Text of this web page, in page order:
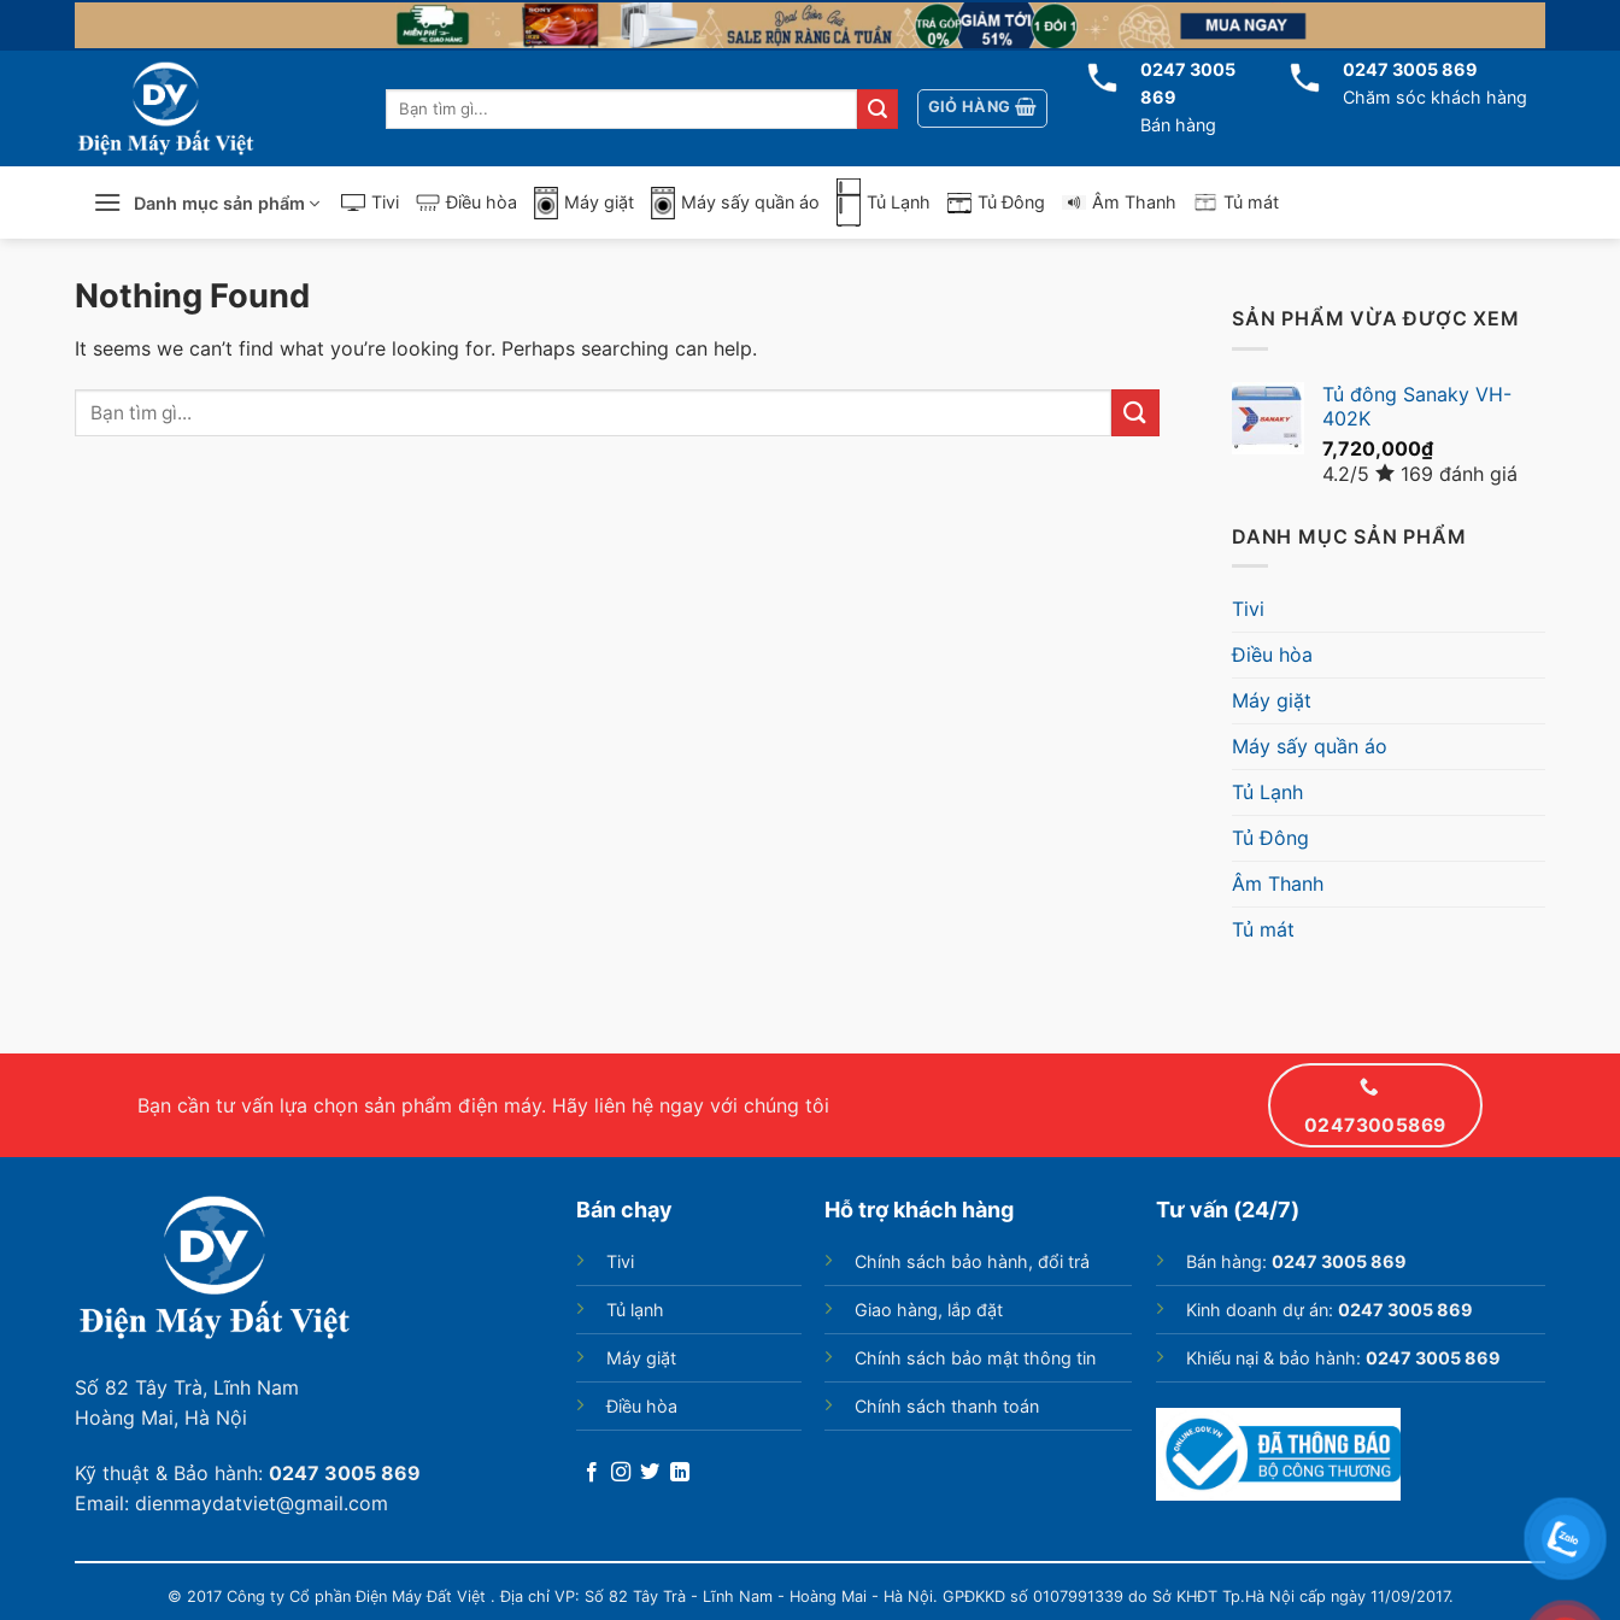
Tìm
kiếm:
GIỎ HÀNG
0247 3005
869
Bán hàng
0247 3005 869
Chăm sóc khách hàng
Danh mục sản phẩm Tivi Điều hòa Máy giặt Máy sấy quần áo Tủ Lạnh Tủ Đông Âm Thanh Tủ mát
Nothing Found
It seems we can’t find what you’re looking for. Perhaps searching can help.
SẢN PHẨM VỪA ĐƯỢC XEM
Tủ đông Sanaky VH-
402K
7,720,000₫
4.2/5
169 đánh giá
DANH MỤC SẢN PHẨM
Tivi
Điều hòa
Máy giặt
Máy sấy quần áo
Tủ Lạnh
Tủ Đông
Âm Thanh
Tủ mát
Bạn cần tư vấn lựa chọn sản phẩm điện máy. Hãy liên hệ ngay với chúng tôi
02473005869
Số 82 Tây Trà, Lĩnh Nam
Hoàng Mai, Hà Nội
Kỹ thuật & Bảo hành: 0247 3005 869
Email: dienmaydatviet@gmail.com
Bán chạy
Tivi
Tủ lạnh
Máy giặt
Điều hòa
Hỗ trợ khách hàng
Chính sách bảo hành, đổi trả
Giao hàng, lắp đặt
Chính sách bảo mật thông tin
Chính sách thanh toán
Tư vấn (24/7)
Bán hàng: 0247 3005 869
Kinh doanh dự án: 0247 3005 869
Khiếu nại & bảo hành: 0247 3005 869
© 2017 Công ty Cổ phần Điện Máy Đất Việt . Địa chỉ VP: Số 82 Tây Trà - Lĩnh Nam - Hoàng Mai - Hà Nội. GPĐKKD số 0107991339 do Sở KHĐT Tp.Hà Nội cấp ngày 11/09/2017.